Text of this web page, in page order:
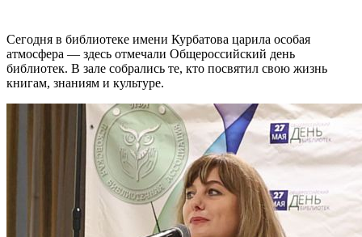
Сегодня в библиотеке имени Курбатова царила особая
атмосфера — здесь отмечали Общероссийский день
библиотек. В зале собрались те, кто посвятил свою жизнь
книгам, знаниям и культуре.